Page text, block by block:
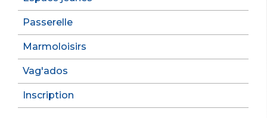
Passerelle
Marmoloisirs
Vag'ados
Inscription